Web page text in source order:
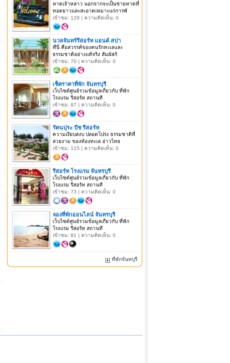
หาดเจ้าหลาว นอกจากจะเป็นชายหาดที่
ทอดยาวและสะอาดเหมาะแก่การพั
เข้าชม: 129 | ความคิดเห็น: 0
นวลจันทร์รีสอร์ท แอนด์ สปา
ที่นี่ คือสวรรค์ของคนรักทะเลและ
ธรรมชาติอย่างแท้จริง สัมผัสกั
เข้าชม: 70 | ความคิดเห็น: 0
เช็คราคาที่พัก จันทรบุรี
เว็บไซด์ศูนย์รวมข้อมูลเกี่ยวกับ ที่พัก
โรงแรม รีสอร์ท สถานที
เข้าชม: 87 | ความคิดเห็น: 0
รัตนปุระ บีช รีสอร์ท
ความเงียบสงบ ปลอดโปร่ง ธรรมชาติที่
สวยงาม ของท้องทะเล อ่าวไทย
เข้าชม: 115 | ความคิดเห็น: 0
รีสอร์ท โรงแรม จันทรบุรี
เว็บไซด์ศูนย์รวมข้อมูลเกี่ยวกับ ที่พัก
โรงแรม รีสอร์ท สถานที
เข้าชม: 73 | ความคิดเห็น: 0
จองที่พักออนไลน์ จันทรบุรี
เว็บไซด์ศูนย์รวมข้อมูลเกี่ยวกับ ที่พัก
โรงแรม รีสอร์ท สถานที
เข้าชม: 81 | ความคิดเห็น: 0
ที่พักจันทบุรี